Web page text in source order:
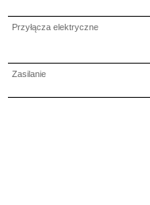
Przyłącza elektryczne
Zasilanie